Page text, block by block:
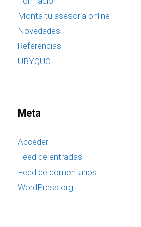
Monta tu asesoría online
Novedades
Referencias
UBYQUO
Meta
Acceder
Feed de entradas
Feed de comentarios
WordPress.org